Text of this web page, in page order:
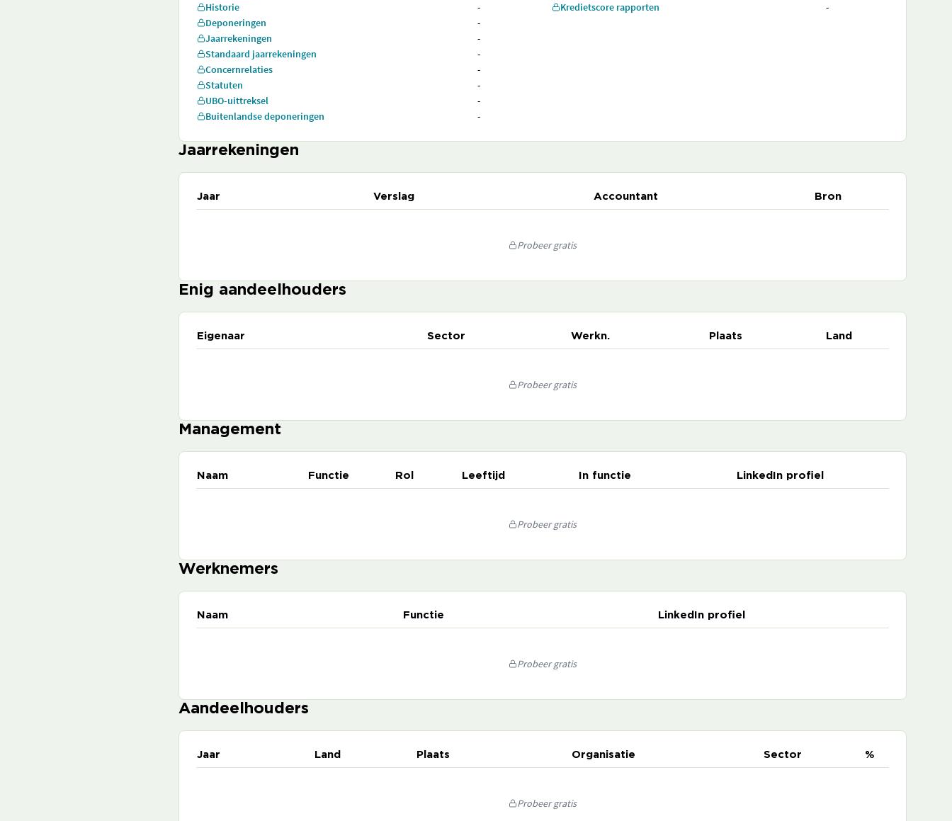
Historie
-
Deponeringen
-
Jaarrekeningen
-
Standaard jaarrekeningen
-
Concernrelaties
-
Statuten
-
UBO-uittreksel
-
Buitenlandse deponeringen
-
Kredietscore rapporten
-
Jaarrekeningen
Jaar Verslag Accountant Bron
Probeer gratis
Enig aandeelhouders
Eigenaar Sector Werkn. Plaats Land
Probeer gratis
Management
Naam Functie Rol Leeftijd In functie LinkedIn profiel
Probeer gratis
Werknemers
Naam Functie LinkedIn profiel
Probeer gratis
Aandeelhouders
Jaar Land Plaats Organisatie Sector %
Probeer gratis